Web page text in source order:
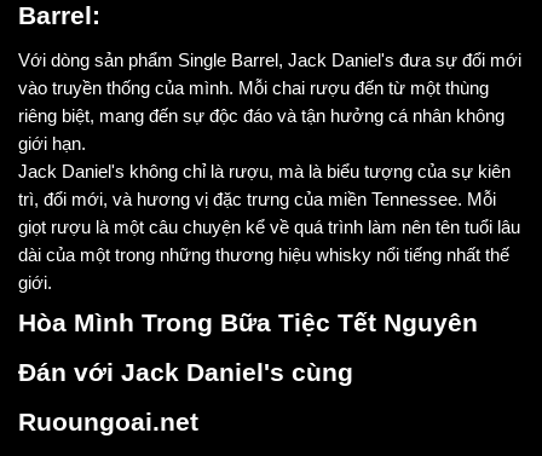
Barrel:
Với dòng sản phẩm Single Barrel, Jack Daniel's đưa sự đổi mới
vào truyền thống của mình. Mỗi chai rượu đến từ một thùng
riêng biệt, mang đến sự độc đáo và tận hưởng cá nhân không
giới hạn.
Jack Daniel's không chỉ là rượu, mà là biểu tượng của sự kiên
trì, đổi mới, và hương vị đặc trưng của miền Tennessee. Mỗi
giọt rượu là một câu chuyện kể về quá trình làm nên tên tuổi lâu
dài của một trong những thương hiệu whisky nổi tiếng nhất thế
giới.
Hòa Mình Trong Bữa Tiệc Tết Nguyên
Đán với Jack Daniel's cùng
Ruoungoai.net